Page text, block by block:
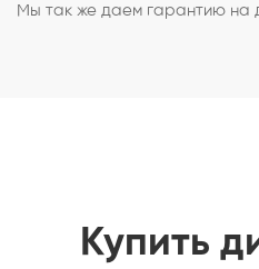
Мы так же даем гарантию на
Купить